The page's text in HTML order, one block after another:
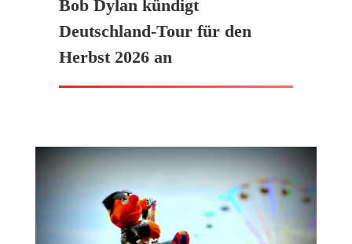
Bob Dylan kündigt
Deutschland-Tour für den
Herbst 2026 an